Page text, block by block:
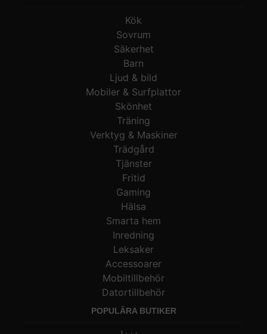
Kök
Sovrum
Säkerhet
Barn
Ljud & bild
Mobiler & Surfplattor
Skönhet
Träning
Verktyg & Maskiner
Trädgård
Tjänster
Fritid
Gaming
Hälsa
Smarta hem
Inredning
Leksaker
Accessoarer
Mobiltillbehör
Datortillbehör
POPULÄRA BUTIKER